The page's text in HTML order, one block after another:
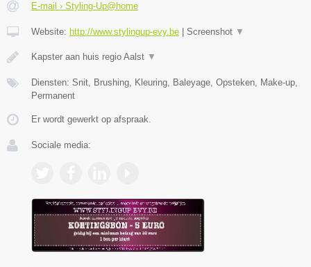
E-mail › Styling-Up@home
Website: http://www.stylingup-evy.be | Screenshot ▼
Kapster aan huis regio Aalst ▼
Diensten: Snit, Brushing, Kleuring, Baleyage, Opsteken, Make-up,
Permanent
Er wordt gewerkt op afspraak.
Sociale media: